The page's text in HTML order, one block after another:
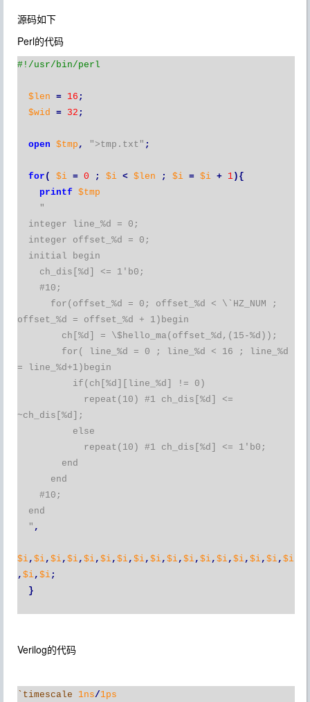
源码如下
Perl的代码
#!/usr/bin/perl
$len = 16 ;
$wid
= 32 ;
open $tmp , ">tmp.txt" ;
for ( $i = 0 ; $i < $len ; $i = $i + 1){
printf $tmp
"
integer line_%d = 0;
integer offset_%d = 0;
initial begin
ch_dis[%d] <= 1'b0;
#10;
for(offset_%d = 0; offset_%d < \`HZ_NUM ;
offset_%d = offset_%d + 1)begin
ch[%d] = \$hello_ma(offset_%d,(15-%d));
for( line_%d = 0 ; line_%d < 16 ; line_%d
= line_%d+1)begin
if(ch[%d][line_%d] != 0)
repeat(10) #1 ch_dis[%d] <=
~ch_dis[%d];
else
repeat(10) #1 ch_dis[%d] <= 1'b0;
end
end
#10;
end
" ,
$i, $i, $i, $i, $i, $i, $i, $i, $i, $i, $i, $i, $i, $i, $i, $i, $i
, $i, $i;
}
Verilog的代码
`timescale 1ns/1ps